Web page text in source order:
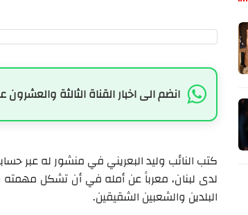
انضم الى اخبار القناة الثالثة
كتب النائب وليد البعريني في منشور له عبر
لدى لبنان، معرباً عن أمله في أن تشكل مهمته
البلدين والشعبين الشقيقين.